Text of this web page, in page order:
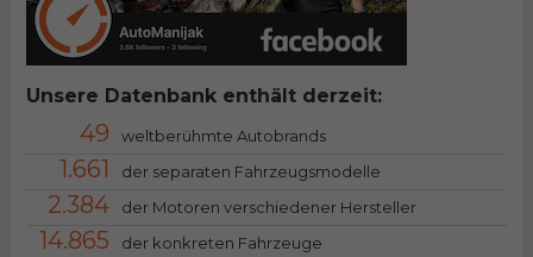
Unsere Datenbank enthält derzeit:
49 weltberühmte Autobrands
1.661 der separaten Fahrzeugsmodelle
2.384 der Motoren verschiedener Hersteller
14.865 der konkreten Fahrzeuge